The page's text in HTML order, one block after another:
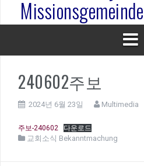
240602주보
2024년 6월 23일 Multimedia
주보-240602 다운로드
교회소식 Bekanntmachung